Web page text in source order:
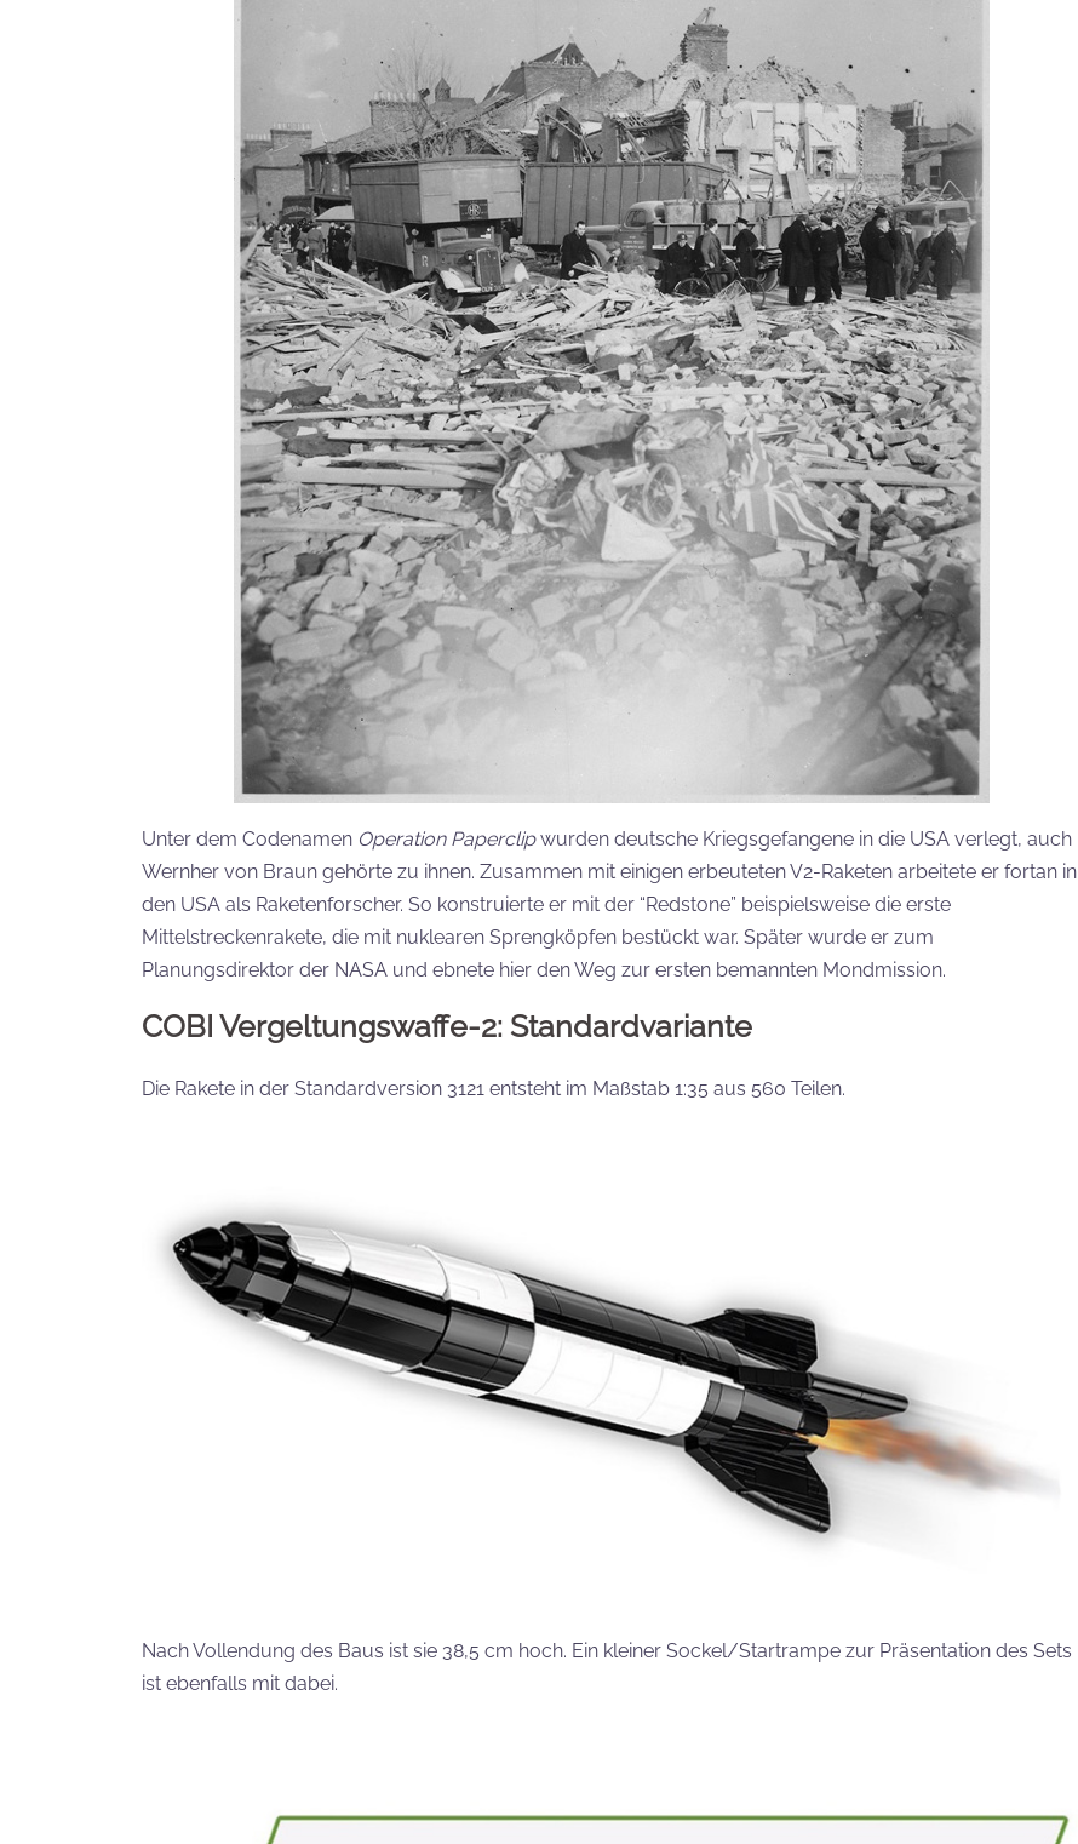
Unter dem Codenamen Operation Paperclipwurden deutsche Kriegsgefangene in die USA verlegt, auch
Wernher von Braun gehörte zu ihnen. Zusammen mit einigen erbeuteten V2-Raketen arbeitete er fortan in
den USA als Raketenforscher. So konstruierte er mit der “Redstone” beispielsweise die erste
Mittelstreckenrakete, die mit nuklearen Sprengköpfen bestückt war. Später wurde er zum
Planungsdirektor der NASA und ebnete hier den Weg zur ersten bemannten Mondmission.
COBI Vergeltungswaffe-2: Standardvariante
Die Rakete in der Standardversion 3121 entsteht im Maßstab 1:35 aus 560 Teilen.
Nach Vollendung des Baus ist sie 38,5 cm hoch. Ein kleiner Sockel/Startrampe zur Präsentation des Sets
ist ebenfalls mit dabei.